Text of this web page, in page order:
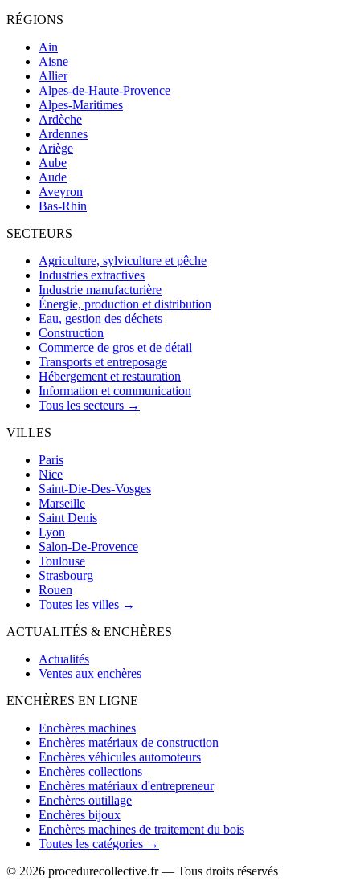
RÉGIONS
Ain
Aisne
Allier
Alpes-de-Haute-Provence
Alpes-Maritimes
Ardèche
Ardennes
Ariège
Aube
Aude
Aveyron
Bas-Rhin
SECTEURS
Agriculture, sylviculture et pêche
Industries extractives
Industrie manufacturière
Énergie, production et distribution
Eau, gestion des déchets
Construction
Commerce de gros et de détail
Transports et entreposage
Hébergement et restauration
Information et communication
Tous les secteurs →
VILLES
Paris
Nice
Saint-Die-Des-Vosges
Marseille
Saint Denis
Lyon
Salon-De-Provence
Toulouse
Strasbourg
Rouen
Toutes les villes →
ACTUALITÉS & ENCHÈRES
Actualités
Ventes aux enchères
ENCHÈRES EN LIGNE
Enchères machines
Enchères matériaux de construction
Enchères véhicules automoteurs
Enchères collections
Enchères matériaux d'entrepreneur
Enchères outillage
Enchères bijoux
Enchères machines de traitement du bois
Toutes les catégories →
© 2026 procedurecollective.fr — Tous droits réservés